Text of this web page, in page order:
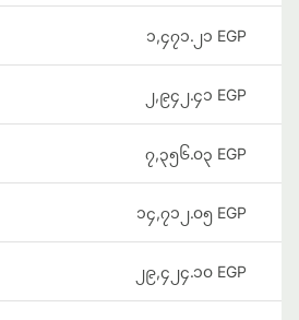
၁,၄၇၁.၂၁ EGP
၂,၉၄၂.၄၁ EGP
၇,၃၅၆.၀၃ EGP
၁၄,၇၁၂.၀၅ EGP
၂၉,၄၂၄.၁၀ EGP